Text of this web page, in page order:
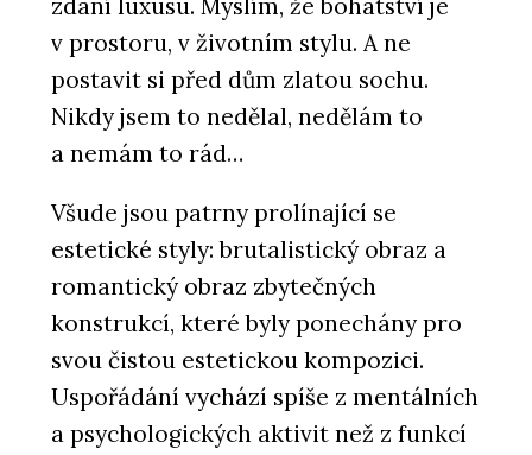
zdání luxusu. Myslím, že bohatství je
v prostoru, v životním stylu. A ne
postavit si před dům zlatou sochu.
Nikdy jsem to nedělal, nedělám to
a nemám to rád…
Všude jsou patrny prolínající se
estetické styly: brutalistický obraz a
romantický obraz zbytečných
konstrukcí, které byly ponechány pro
svou čistou estetickou kompozici.
Uspořádání vychází spíše z mentálních
a psy­chologických aktivit než z funkcí